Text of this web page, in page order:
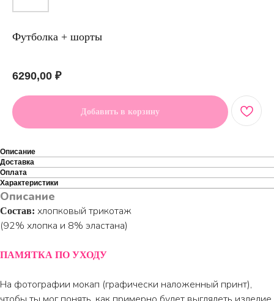
Футболка + шорты
6290,00 ₽
Добавить в корзину
Описание
Доставка
Оплата
Характеристики
Описание
Состав: хлопковый трикотаж
(92% хлопка и 8% эластана)
ПАМЯТКА ПО УХОДУ
На фотографии мокап (графически наложенный принт),